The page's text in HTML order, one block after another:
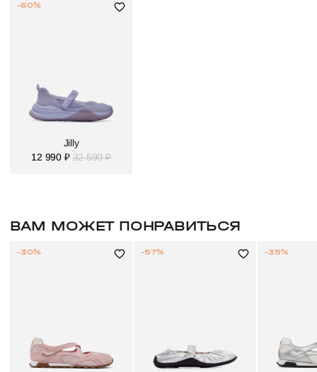
Jilly
12 990 ₽ 32 590 ₽
-60%
ВАМ МОЖЕТ ПОНРАВИТЬСЯ
-30% -57% -35%